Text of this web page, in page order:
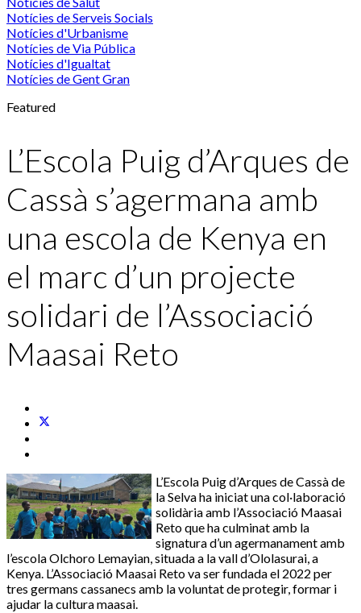
Notícies de Serveis Socials
Notícies d'Urbanisme
Notícies de Via Pública
Notícies d'Igualtat
Notícies de Gent Gran
Featured
L’Escola Puig d’Arques de
Cassà s’agermana amb
una escola de Kenya en
el marc d’un projecte
solidari de l’Associació
Maasai Reto
L’Escola Puig d’Arques de Cassà de
la Selva ha iniciat una col·laboració
solidària amb l’Associació Maasai
Reto que ha culminat amb la
signatura d’un agermanament amb
l’escola Olchoro Lemayian, situada a la vall d’Ololasurai, a
Kenya. L’Associació Maasai Reto va ser fundada el 2022 per
tres germans cassanecs amb la voluntat de protegir, formar i
ajudar la cultura maasai.